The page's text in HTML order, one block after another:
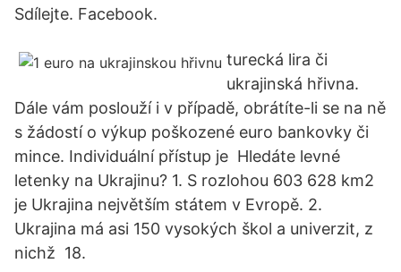
Sdílejte. Facebook.
turecká lira či
ukrajinská hřivna.
Dále vám poslouží i v případě, obrátíte-li se na ně
s žádostí o výkup poškozené euro bankovky či
mince. Individuální přístup je Hledáte levné
letenky na Ukrajinu? 1. S rozlohou 603 628 km2
je Ukrajina největším státem v Evropě. 2.
Ukrajina má asi 150 vysokých škol a univerzit, z
nichž 18.